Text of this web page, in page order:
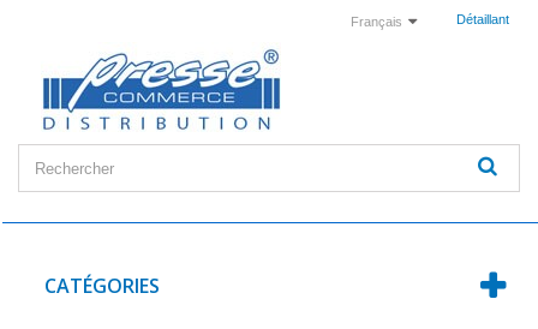
Détaillant
Français
CATÉGORIES